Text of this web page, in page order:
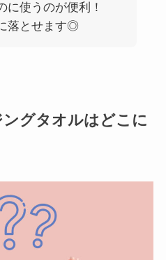
に使うのが便利！
落とせます◎
グタオルはどこに